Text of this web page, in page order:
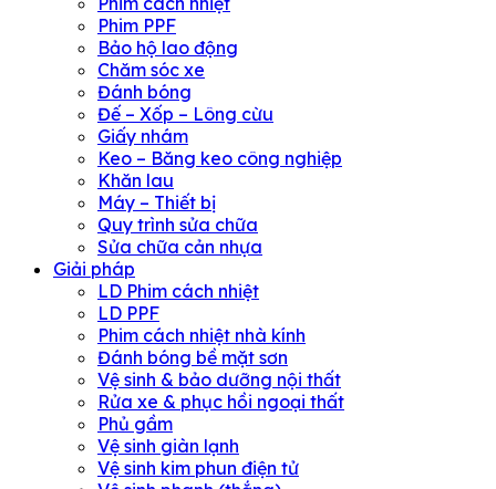
Phim PPF
Bảo hộ lao động
Chăm sóc xe
Đánh bóng
Đế – Xốp – Lông cừu
Giấy nhám
Keo – Băng keo công nghiệp
Khăn lau
Máy – Thiết bị
Quy trình sửa chữa
Sửa chữa cản nhựa
Giải pháp
LD Phim cách nhiệt
LD PPF
Phim cách nhiệt nhà kính
Đánh bóng bề mặt sơn
Vệ sinh & bảo dưỡng nội thất
Rửa xe & phục hồi ngoại thất
Phủ gầm
Vệ sinh giàn lạnh
Vệ sinh kim phun điện tử